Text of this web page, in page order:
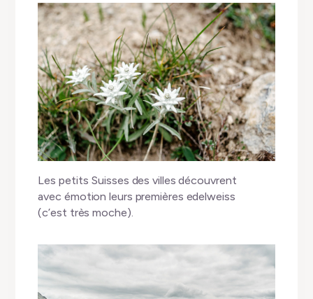
Les petits Suisses des villes découvrent
avec émotion leurs premières edelweiss
(c’est très moche).